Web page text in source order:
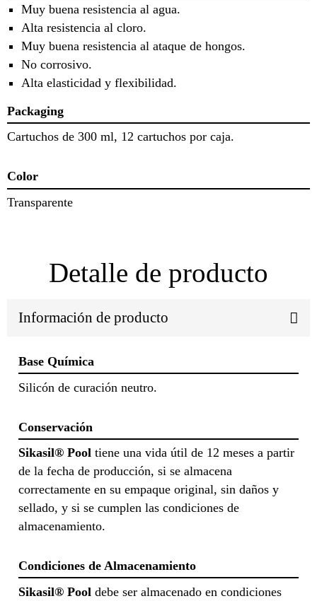
Muy buena resistencia al agua.
Alta resistencia al cloro.
Muy buena resistencia al ataque de hongos.
No corrosivo.
Alta elasticidad y flexibilidad.
Packaging
Cartuchos de 300 ml, 12 cartuchos por caja.
Color
Transparente
Detalle de producto
Información de producto
Base Química
Silicón de curación neutro.
Conservación
Sikasil® Pool tiene una vida útil de 12 meses a partir
de la fecha de producción, si se almacena
correctamente en su empaque original, sin daños y
sellado, y si se cumplen las condiciones de
almacenamiento.
Condiciones de Almacenamiento
Sikasil® Pool debe ser almacenado en condiciones